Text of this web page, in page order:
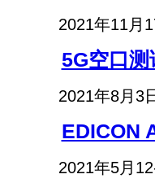
2021年11月
5G空口测
2021年8月3
EDICON
2021年5月